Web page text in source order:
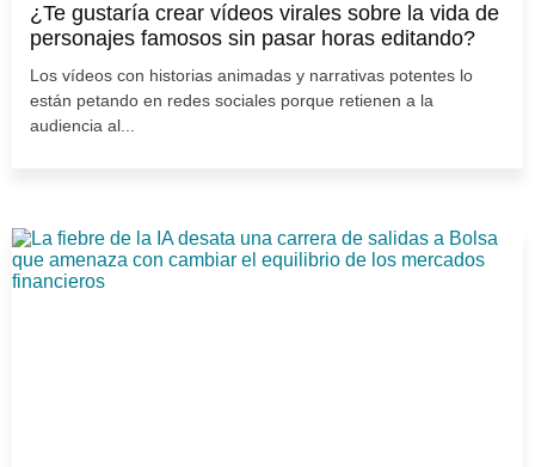
¿Te gustaría crear vídeos virales sobre la vida de
personajes famosos sin pasar horas editando?
Los vídeos con historias animadas y narrativas potentes lo
están petando en redes sociales porque retienen a la
audiencia al...